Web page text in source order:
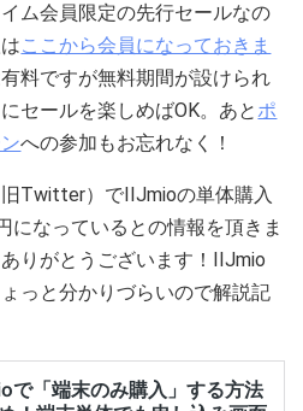
ム会員限定の先行セールなの
ここから会員になっておきま
料ですが無料期間が設けられ
セールを楽しめばOK。あとポ
への参加もお忘れなく！
旧Twitter）でIIJmioの単体購入
になっているとの情報を頂きま
りがとうございます！IIJmio
っと分かりづらいので解説記